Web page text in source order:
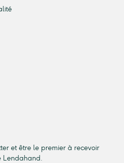
et être le premier à recevoir
Lendahand.